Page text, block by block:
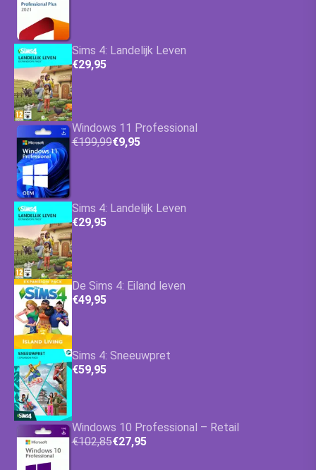
Sims 4: Landelijk Leven
€29,95
Windows 11 Professional
€199,99€9,95
Sims 4: Landelijk Leven
€29,95
De Sims 4: Eiland leven
€49,95
Sims 4: Sneeuwpret
€59,95
Windows 10 Professional – Retail
€102,85€27,95